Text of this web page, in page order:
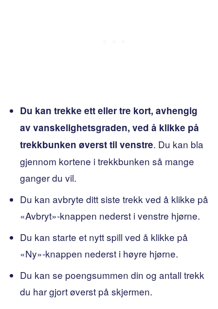
Du kan trekke ett eller tre kort, avhengig
av vanskelighetsgraden, ved å klikke på
trekkbunken øverst til venstre. Du kan bla
gjennom kortene i trekkbunken så mange
ganger du vil.
Du kan avbryte ditt siste trekk ved å klikke på
«Avbryt»-knappen nederst i venstre hjørne.
Du kan starte et nytt spill ved å klikke på
«Ny»-knappen nederst i høyre hjørne.
Du kan se poengsummen din og antall trekk
du har gjort øverst på skjermen.